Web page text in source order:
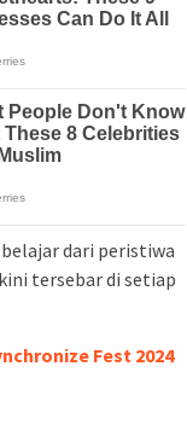
dari peristiwa
tersebar di setiap
Fest 2024